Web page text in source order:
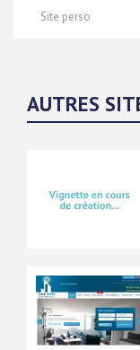
Site perso
AUTRES